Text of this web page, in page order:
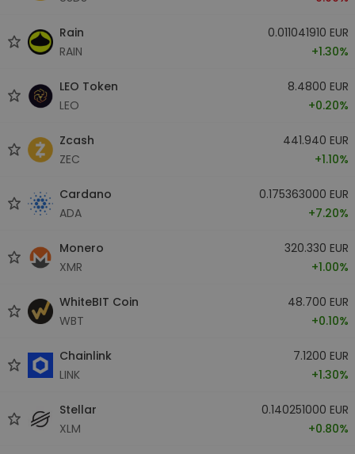
Rain
RAIN
0.011041910 EUR
+1.30%
LEO Token
LEO
8.4800 EUR
+0.20%
Zcash
ZEC
441.940 EUR
+1.10%
Cardano
ADA
0.175363000 EUR
+7.20%
Monero
XMR
320.330 EUR
+1.00%
WhiteBIT Coin
WBT
48.700 EUR
+0.10%
Chainlink
LINK
7.1200 EUR
+1.30%
Stellar
XLM
0.140251000 EUR
+0.80%